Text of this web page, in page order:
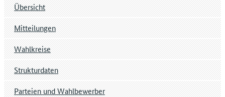
Übersicht
Mitteilungen
Wahlkreise
Strukturdaten
Parteien und Wahlbewerber